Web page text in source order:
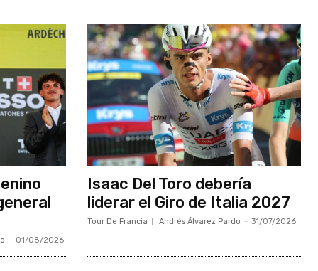
- 01/08/2026
Isaac Del Toro debería
liderar el Giro de Italia 2027
Tour De Francia Andrés Álvarez Pardo - 31/07/2026